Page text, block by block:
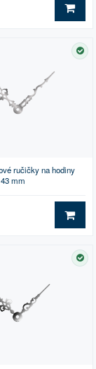
DO
ručičky na hodiny
mm
DO